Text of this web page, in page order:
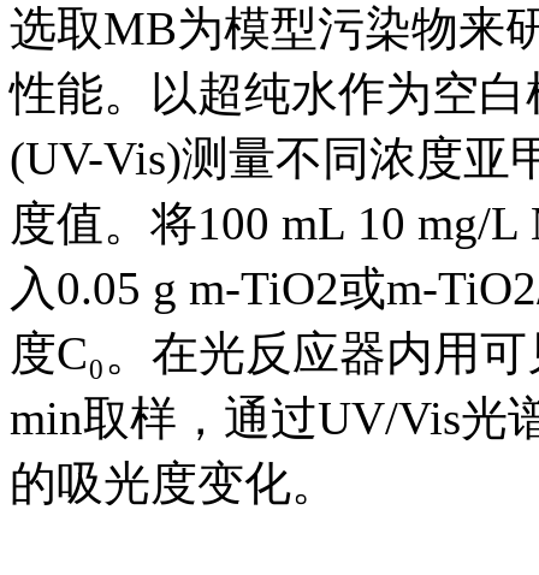
选取MB为模型污染物来
性能。以超纯水作为空
(UV-Vis)测量不同浓度亚
度值。将100 mL 10 mg/
入0.05 g m-TiO2或m-
度C₀。在光反应器内用
min取样，通过UV/Vis光
的吸光度变化。